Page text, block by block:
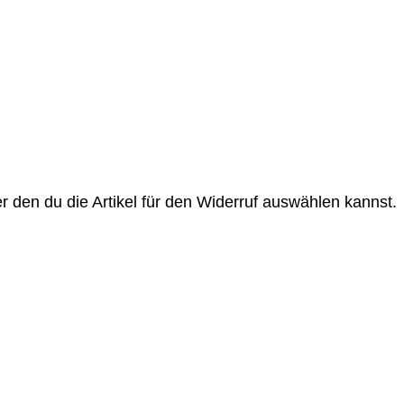
du die Artikel für den Widerruf auswählen kannst.